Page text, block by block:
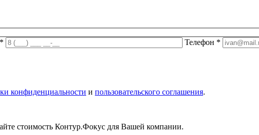
* Телефон *
конфиденциальности и пользовательского соглашения.
стоимость Контур.Фокус для Вашей компании.